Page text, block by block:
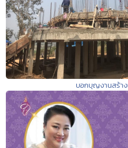
บอกบุญงานสร้า